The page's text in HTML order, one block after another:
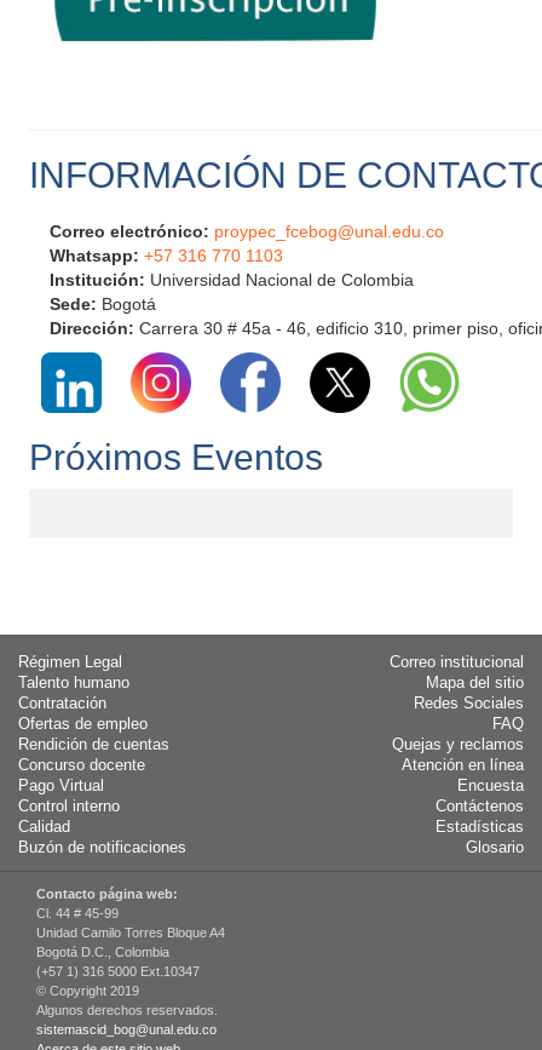
INFORMACIÓN DE
Correo electrónico: proypec_fcebog@unal.edu.co
Whatsapp: +57 316 770 1103
Institución: Universidad Nacional de Colombia
Sede: Bogotá
Dirección: Carrera 30 # 45a - 46, edificio 310, primer piso,
Próximos Eventos
Régimen Legal
Talento humano
Contratación
Ofertas de empleo
Rendición de cuentas
Concurso docente
Pago Virtual
Control interno
Calidad
Buzón de notificaciones
Correo institucional
Mapa del sitio
Redes Sociales
FAQ
Quejas y reclamos
Atención en línea
Encuesta
Contáctenos
Estadísticas
Glosario
Contacto página web:
Cl. 44 # 45-99
Unidad Camilo Torres Bloque A4
Bogotá D.C., Colombia
(+57 1) 316 5000 Ext.10347
© Copyright 2019
Algunos derechos reservados.
sistemascid_bog@unal.edu.co